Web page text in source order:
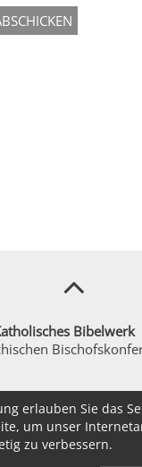
Bibelwerk
Stock, 1010 Wien
erlauben Sie das
um unser
zu verbessern.